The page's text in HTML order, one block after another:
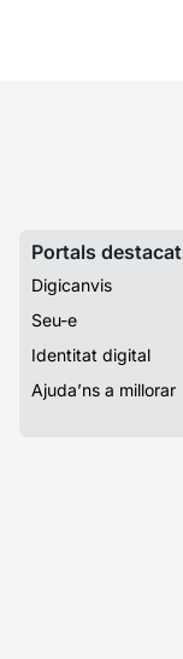
Portals
Digicanvis
Seu-e
Identitat digital
Ajuda’ns a millorar